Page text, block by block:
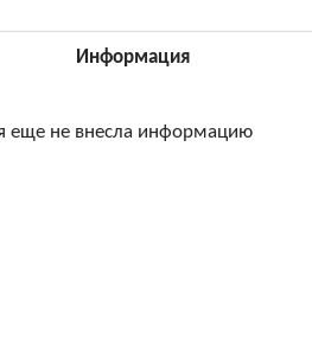
Информация
еще не внесла информацию